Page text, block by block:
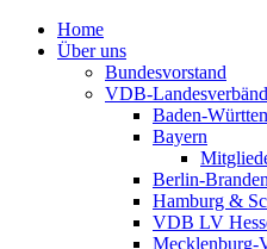
Home
Über uns
Bundesvorstand
VDB-
Baden-
Bayern
Berlin-
Hamburg &
VDB LV
Mecklenburg-